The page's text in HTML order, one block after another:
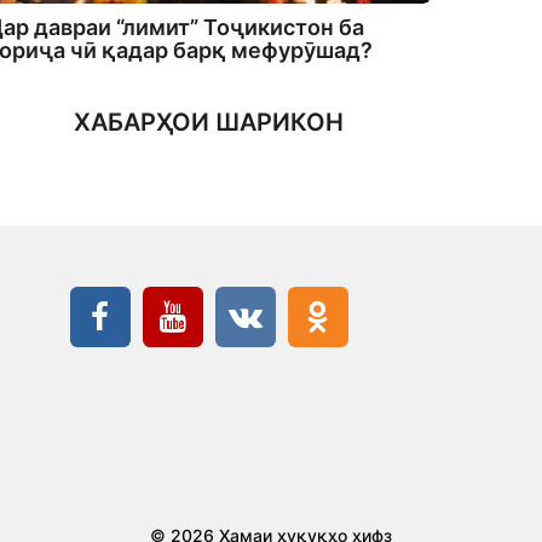
давраи “лимит” Тоҷикистон ба
чӣ қадар барқ мефурӯшад?
ХАБАРҲОИ ШАРИКОН
© 2026 Ҳамаи ҳуқуқҳо ҳифз